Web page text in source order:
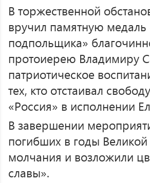
В торжественной
вручил памятную медаль
подпольщика»
протоиерею Владимиру
патриотическое
тех, кто отстаивал
«Россия» в исполнении
В завершении
погибших в годы
молчания и возложили
славы».